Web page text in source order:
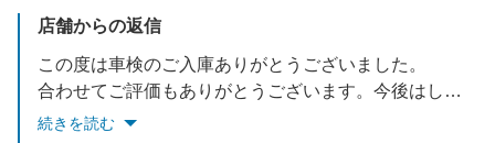
店舗からの返信
この度は車検のご入庫ありがとうございました。
合わせてご評価もありがとうございます。今後はしっかりとご案内出来るよう日々改善して参りますので、よろしくお願いいたします。
またのご利用お待ちしております。
続きを読む